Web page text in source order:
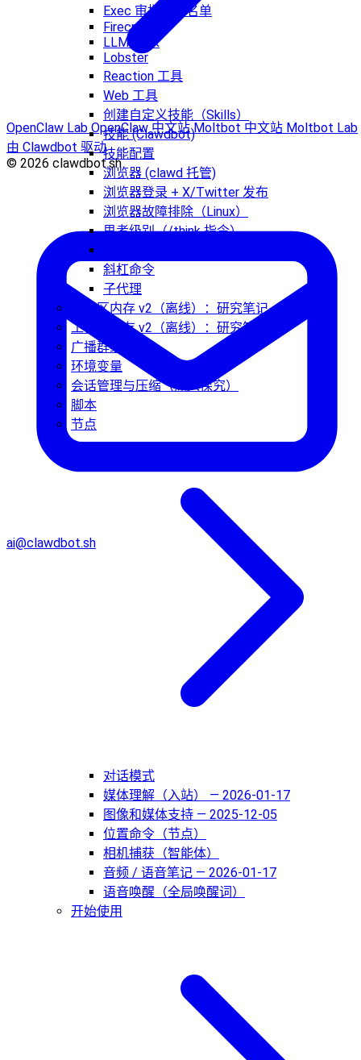
Exec 审批与白名单
Firecrawl
LLM Task
Lobster
Reaction 工具
Web 工具
创建自定义技能（Skills）
技能 (Clawdbot)
技能配置
浏览器 (clawd 托管)
浏览器登录 + X/Twitter 发布
浏览器故障排除（Linux）
思考级别（/think 指令）
斜杠命令
子代理
工作区内存 v2（离线）：研究笔记
工作区内存 v2（离线）：研究笔记
广播群组
环境变量
会话管理与压缩（深入探究）
脚本
节点
对话模式
媒体理解（入站） — 2026-01-17
图像和媒体支持 — 2025-12-05
位置命令（节点）
相机捕获（智能体）
音频 / 语音笔记 — 2026-01-17
语音唤醒（全局唤醒词）
开始使用
OpenClaw Lab OpenClaw 中文站Moltbot 中文站 Moltbot Lab
由 Clawdbot 驱动
© 2026 clawdbot.sh
ai@clawdbot.sh